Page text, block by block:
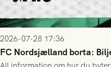
2026-07-28 17:36
FC Nordsjælland borta: